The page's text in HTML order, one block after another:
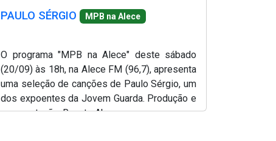
PAULO SÉRGIO MPB na Alece
O programa "MPB na Alece" deste sábado
(20/09) às 18h, na Alece FM (96,7), apresenta
uma seleção de canções de Paulo Sérgio, um
dos expoentes da Jovem Guarda. Produção e
apresentação, Renato Abreu.